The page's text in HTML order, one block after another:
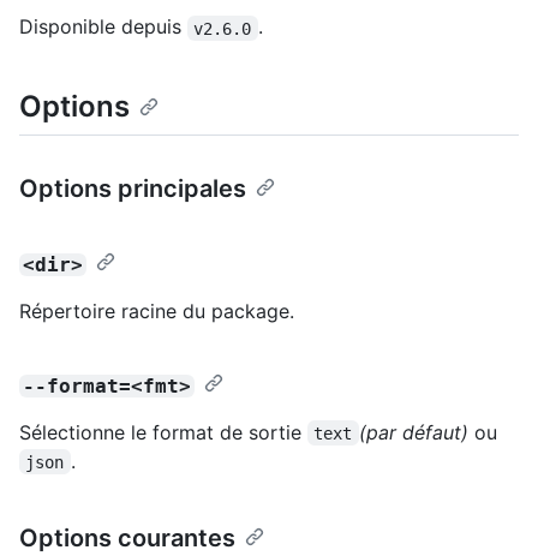
Disponible depuis
v2.6.0 .
Options
Options principales
<dir>
Répertoire racine du package.
--format=<fmt>
Sélectionne le format de sortie text (par défaut) ou
json .
Options courantes